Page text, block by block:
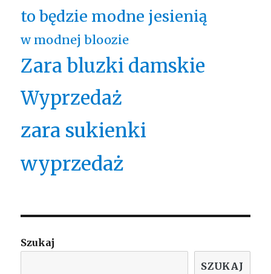
to będzie modne jesienią
w modnej bloozie
Zara bluzki damskie
Wyprzedaż
zara sukienki
wyprzedaż
Szukaj
SZUKAJ